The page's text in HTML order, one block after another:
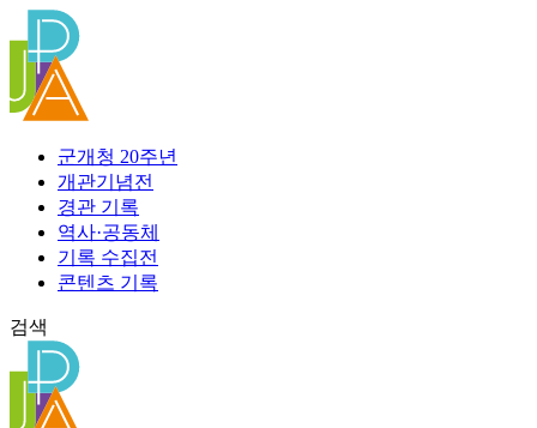
텐
로
건
군개청 20주년
개관기념전
경관 기록
역사·공동체
기록 수집전
콘텐츠 기록
검색